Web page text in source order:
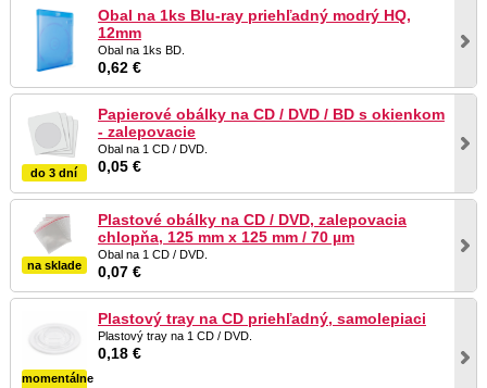
Obal na 1ks Blu-ray priehľadný modrý HQ,
12mm
Obal na 1ks BD.
0,62 €
do 3 dní
Papierové obálky na CD / DVD / BD s okienkom
- zalepovacie
Obal na 1 CD / DVD.
0,05 €
na sklade
Plastové obálky na CD / DVD, zalepovacia
chlopňa, 125 mm x 125 mm / 70 µm
Obal na 1 CD / DVD.
0,07 €
momentálne
Plastový tray na CD priehľadný, samolepiaci
Plastový tray na 1 CD / DVD.
0,18 €